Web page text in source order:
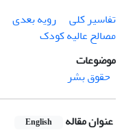
تفاسیر کلی
رویه بعدی
مصالح عالیه کودک
موضوعات
حقوق بشر
عنوان مقاله English